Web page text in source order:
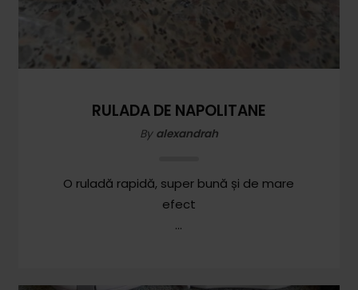
RULADA DE NAPOLITANE
By alexandrah
O ruladă rapidă, super bună și de mare
efect